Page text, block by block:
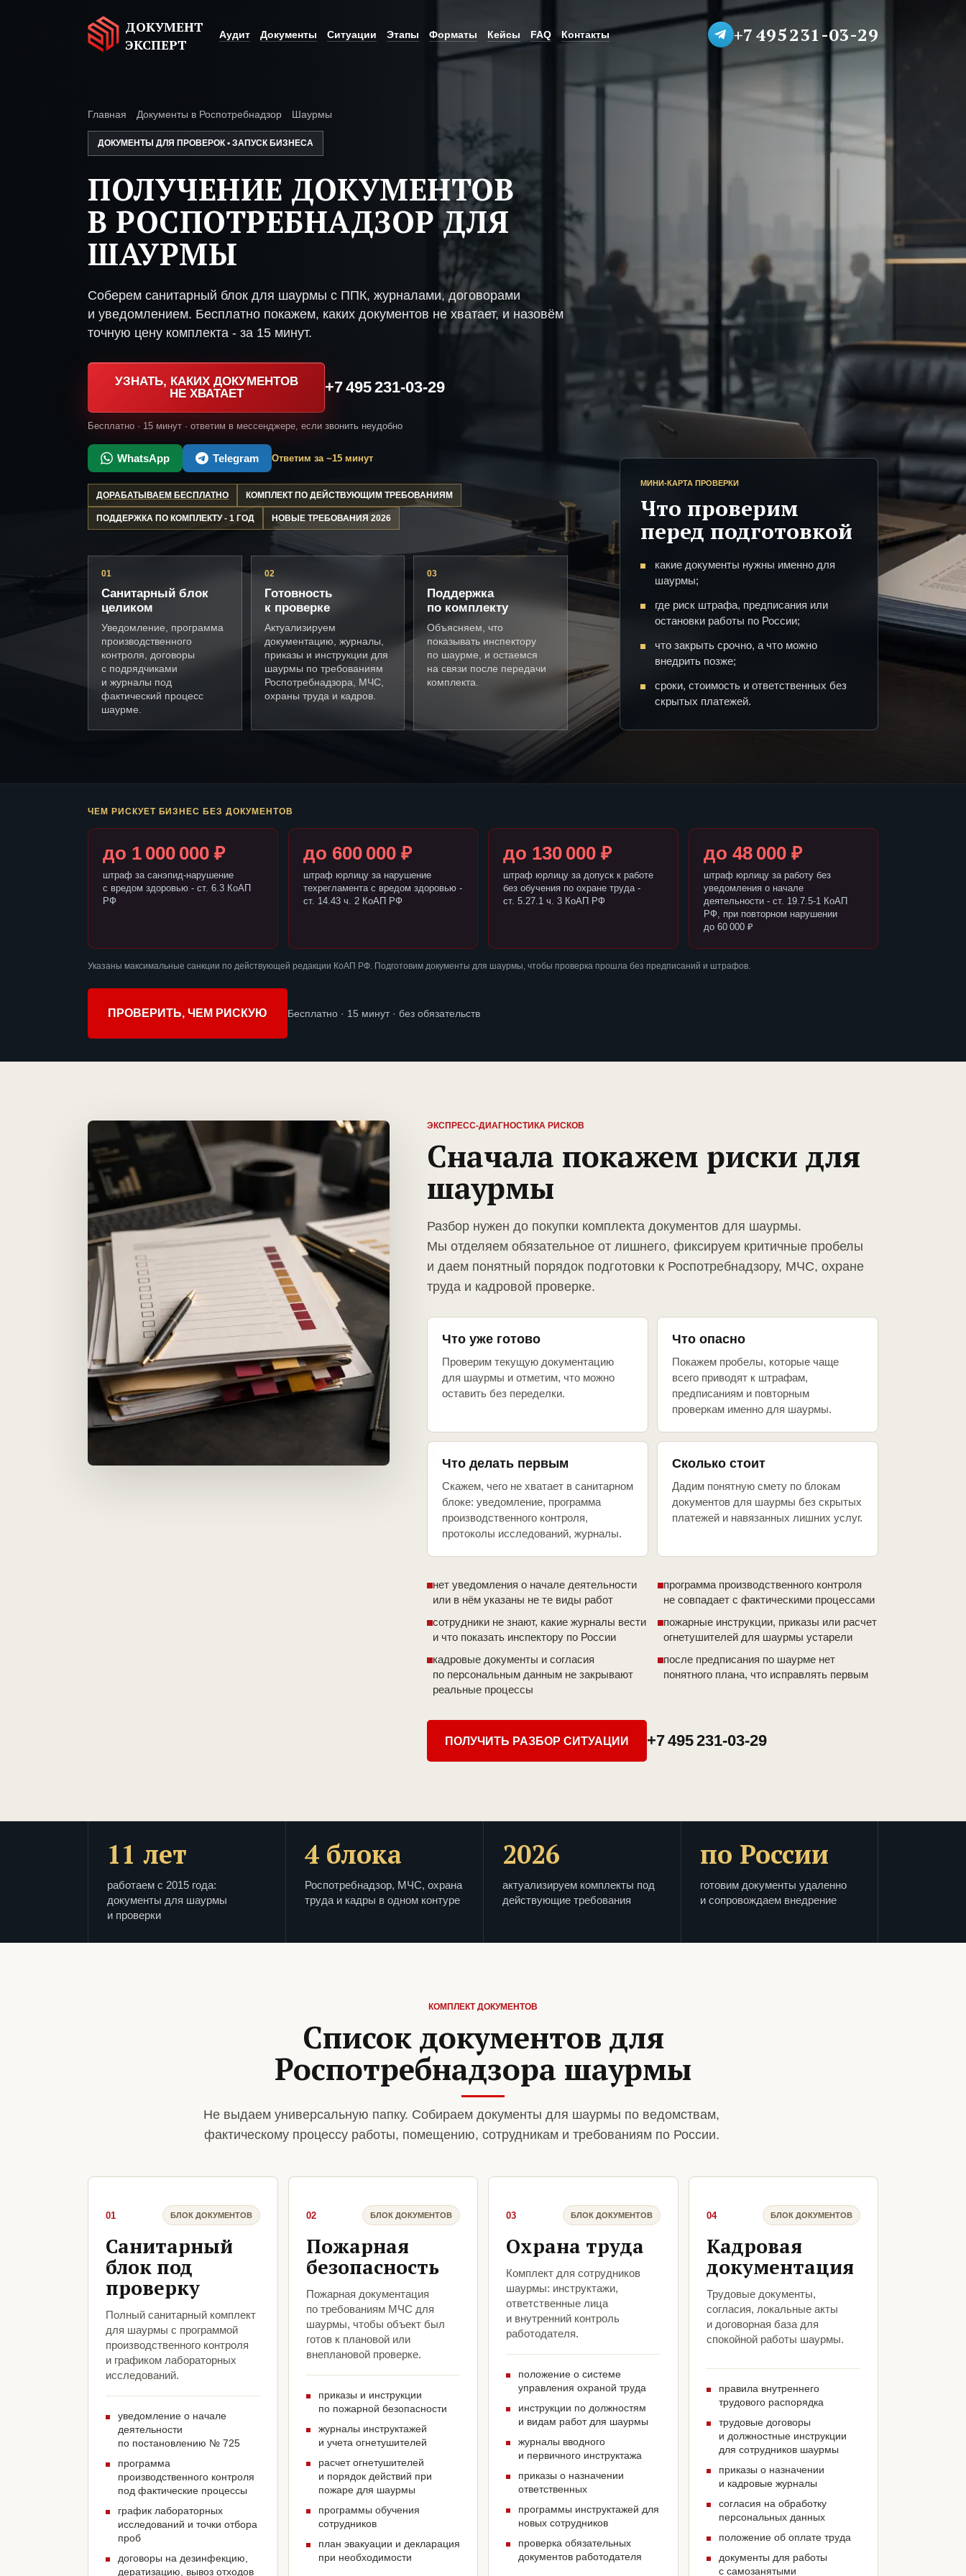
ДОКУМЕНТ
ЭКСПЕРТ
Аудит Документы Ситуации Этапы Форматы Кейсы FAQ Контакты +7 495 231-03-29
Главная Документы в Роспотребнадзор Шаурмы
ДОКУМЕНТЫ ДЛЯ ПРОВЕРОК • ЗАПУСК БИЗНЕСА
ПОЛУЧЕНИЕ ДОКУМЕНТОВ
В РОСПОТРЕБНАДЗОР ДЛЯ
ШАУРМЫ
Соберем санитарный блок для шаурмы с ППК, журналами, договорами
и уведомлением. Бесплатно покажем, каких документов не хватает, и назовём
точную цену комплекта - за 15 минут.
УЗНАТЬ, КАКИХ ДОКУМЕНТОВ
НЕ ХВАТАЕТ
+7 495 231-03-29
Бесплатно · 15 минут · ответим в мессенджере, если звонить неудобно
WhatsApp Telegram Ответим за ~15 минут
ДОРАБАТЫВАЕМ БЕСПЛАТНО КОМПЛЕКТ ПО ДЕЙСТВУЮЩИМ ТРЕБОВАНИЯМ
ПОДДЕРЖКА ПО КОМПЛЕКТУ - 1 ГОД НОВЫЕ ТРЕБОВАНИЯ 2026
01
Санитарный блок
целиком
Уведомление, программа
производственного
контроля, договоры
с подрядчиками
и журналы под
фактический процесс
шаурме.
02
Готовность
к проверке
Актуализируем
документацию, журналы,
приказы и инструкции для
шаурмы по требованиям
Роспотребнадзора, МЧС,
охраны труда и кадров.
03
Поддержка
по комплекту
Объясняем, что
показывать инспектору
по шаурме, и остаемся
на связи после передачи
комплекта.
МИНИ-КАРТА ПРОВЕРКИ
Что проверим
перед подготовкой
какие документы нужны именно для
шаурмы;
где риск штрафа, предписания или
остановки работы по России;
что закрыть срочно, а что можно
внедрить позже;
сроки, стоимость и ответственных без
скрытых платежей.
ЧЕМ РИСКУЕТ БИЗНЕС БЕЗ ДОКУМЕНТОВ
до 1 000 000 ₽
штраф за санэпид-нарушение
с вредом здоровью - ст. 6.3 КоАП
РФ
до 600 000 ₽
штраф юрлицу за нарушение
техрегламента с вредом здоровью -
ст. 14.43 ч. 2 КоАП РФ
до 130 000 ₽
штраф юрлицу за допуск к работе
без обучения по охране труда -
ст. 5.27.1 ч. 3 КоАП РФ
до 48 000 ₽
штраф юрлицу за работу без
уведомления о начале
деятельности - ст. 19.7.5-1 КоАП
РФ, при повторном нарушении
до 60 000 ₽
Указаны максимальные санкции по действующей редакции КоАП РФ. Подготовим документы для шаурмы, чтобы проверка прошла без предписаний и штрафов.
ПРОВЕРИТЬ, ЧЕМ РИСКУЮ Бесплатно · 15 минут · без обязательств
ЭКСПРЕСС-ДИАГНОСТИКА РИСКОВ
Сначала покажем риски для
шаурмы
Разбор нужен до покупки комплекта документов для шаурмы.
Мы отделяем обязательное от лишнего, фиксируем критичные пробелы
и даем понятный порядок подготовки к Роспотребнадзору, МЧС, охране
труда и кадровой проверке.
Что уже готово
Проверим текущую документацию
для шаурмы и отметим, что можно
оставить без переделки.
Что опасно
Покажем пробелы, которые чаще
всего приводят к штрафам,
предписаниям и повторным
проверкам именно для шаурмы.
Что делать первым
Скажем, чего не хватает в санитарном
блоке: уведомление, программа
производственного контроля,
протоколы исследований, журналы.
Сколько стоит
Дадим понятную смету по блокам
документов для шаурмы без скрытых
платежей и навязанных лишних услуг.
нет уведомления о начале деятельности
или в нём указаны не те виды работ
программа производственного контроля
не совпадает с фактическими процессами
сотрудники не знают, какие журналы вести
и что показать инспектору по России
пожарные инструкции, приказы или расчет
огнетушителей для шаурмы устарели
кадровые документы и согласия
по персональным данным не закрывают
реальные процессы
после предписания по шаурме нет
понятного плана, что исправлять первым
ПОЛУЧИТЬ РАЗБОР СИТУАЦИИ +7 495 231-03-29
11 лет
работаем с 2015 года:
документы для шаурмы
и проверки
4 блока
Роспотребнадзор, МЧС, охрана
труда и кадры в одном контуре
2026
актуализируем комплекты под
действующие требования
по России
готовим документы удаленно
и сопровождаем внедрение
КОМПЛЕКТ ДОКУМЕНТОВ
Список документов для
Роспотребнадзора шаурмы
Не выдаем универсальную папку. Собираем документы для шаурмы по ведомствам,
фактическому процессу работы, помещению, сотрудникам и требованиям по России.
01 БЛОК ДОКУМЕНТОВ
Санитарный
блок под
проверку
Полный санитарный комплект
для шаурмы с программой
производственного контроля
и графиком лабораторных
исследований.
уведомление о начале
деятельности
по постановлению № 725
программа
производственного контроля
под фактические процессы
график лабораторных
исследований и точки отбора
проб
договоры на дезинфекцию,
дератизацию, вывоз отходов
02 БЛОК ДОКУМЕНТОВ
Пожарная
безопасность
Пожарная документация
по требованиям МЧС для
шаурмы, чтобы объект был
готов к плановой или
внеплановой проверке.
приказы и инструкции
по пожарной безопасности
журналы инструктажей
и учета огнетушителей
расчет огнетушителей
и порядок действий при
пожаре для шаурмы
программы обучения
сотрудников
план эвакуации и декларация
при необходимости
03 БЛОК ДОКУМЕНТОВ
Охрана труда
Комплект для сотрудников
шаурмы: инструктажи,
ответственные лица
и внутренний контроль
работодателя.
положение о системе
управления охраной труда
инструкции по должностям
и видам работ для шаурмы
журналы вводного
и первичного инструктажа
приказы о назначении
ответственных
программы инструктажей для
новых сотрудников
проверка обязательных
документов работодателя
04 БЛОК ДОКУМЕНТОВ
Кадровая
документация
Трудовые документы,
согласия, локальные акты
и договорная база для
спокойной работы шаурмы.
правила внутреннего
трудового распорядка
трудовые договоры
и должностные инструкции
для сотрудников шаурмы
приказы о назначении
и кадровые журналы
согласия на обработку
персональных данных
положение об оплате труда
документы для работы
с самозанятыми